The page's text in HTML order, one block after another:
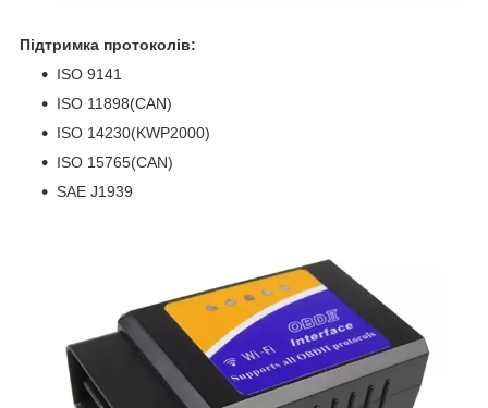
Підтримка протоколів:
ISO 9141
ISO 11898(CAN)
ISO 14230(KWP2000)
ISO 15765(CAN)
SAE J1939